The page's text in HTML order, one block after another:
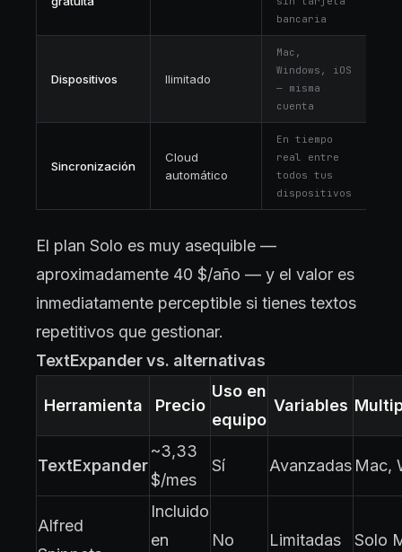
bancaria
Dispositivos Ilimitado
Mac,
Windows, iOS
— misma
cuenta
Sincronización
Cloud
automático
En tiempo
real entre
todos tus
dispositivos
El plan Solo es muy asequible —
aproximadamente 40 $/año — y el valor es
inmediatamente perceptible si tienes textos
repetitivos que gestionar.
TextExpander vs. alternativas
Herramienta Precio
Uso en
equipo
Variables
TextExpander
~3,33
$/mes
Sí Avanzadas Mac,
Alfred
Incluido
en
No Limitadas Solo